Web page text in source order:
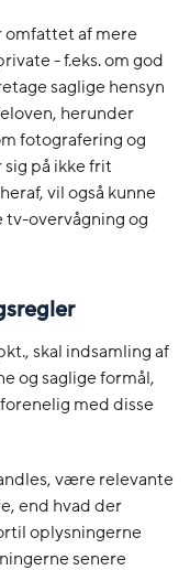
af mere
- f.eks. om god
saglige hensyn
herunder
fotografering og
på ikke frit
vil også kunne
overvågning og
skal indsamling af
og saglige formål,
med disse
være relevante
end hvad der
oplysningerne
senere